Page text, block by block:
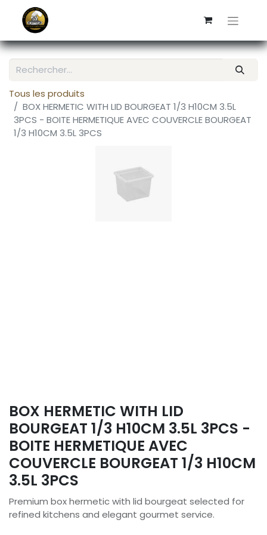
Tous les produits
BOX HERMETIC WITH LID BOURGEAT 1/3 H10CM 3.5L
3PCS - BOITE HERMETIQUE AVEC COUVERCLE BOURGEAT
1/3 H10CM 3.5L 3PCS
BOX HERMETIC WITH LID
BOURGEAT 1/3 H10CM 3.5L 3PCS -
BOITE HERMETIQUE AVEC
COUVERCLE BOURGEAT 1/3 H10CM
3.5L 3PCS
Premium box hermetic with lid bourgeat selected for
refined kitchens and elegant gourmet service.